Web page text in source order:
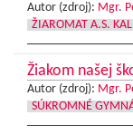
Autor (zdroj): Mgr.
ŽIAROMAT A.S.
Žiakom našej
Autor (zdroj): Mgr.
SÚKROMNÉ